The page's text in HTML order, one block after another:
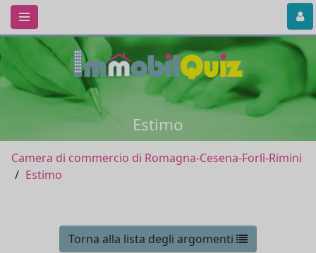
Estimo
Camera di commercio di Romagna-Cesena-Forlì-Rimini
Estimo
Torna alla lista degli argomenti